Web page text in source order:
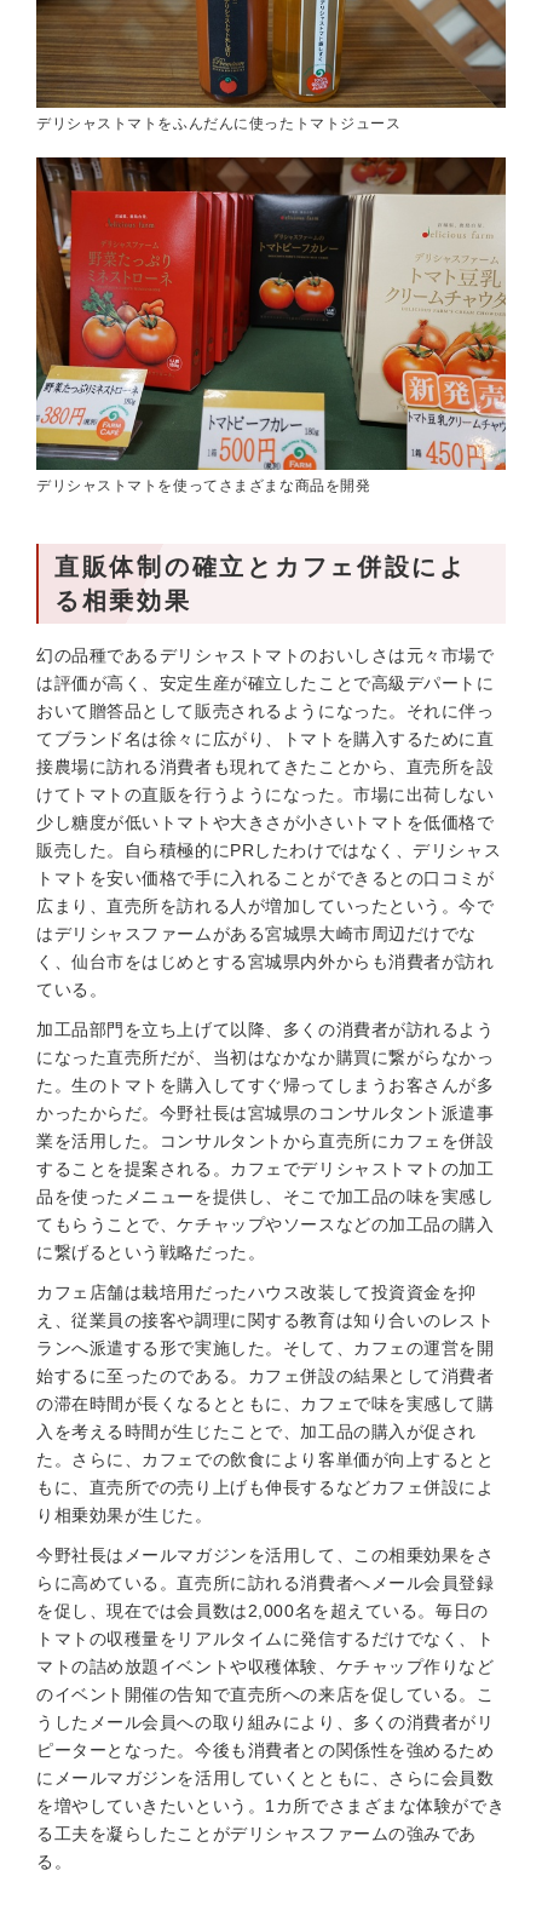
デリシャストマトをふんだんに使ったトマトジュース
デリシャストマトを使ってさまざまな商品を開発
直販体制の確立とカフェ併設によ
る相乗効果
幻の品種であるデリシャストマトのおいしさは元々市場で
は評価が高く、安定生産が確立したことで高級デパートに
おいて贈答品として販売されるようになった。それに伴っ
てブランド名は徐々に広がり、トマトを購入するために直
接農場に訪れる消費者も現れてきたことから、直売所を設
けてトマトの直販を行うようになった。市場に出荷しない
少し糖度が低いトマトや大きさが小さいトマトを低価格で
販売した。自ら積極的にPRしたわけではなく、デリシャス
トマトを安い価格で手に入れることができるとの口コミが
広まり、直売所を訪れる人が増加していったという。今で
はデリシャスファームがある宮城県大崎市周辺だけでな
く、仙台市をはじめとする宮城県内外からも消費者が訪れ
ている。
加工品部門を立ち上げて以降、多くの消費者が訪れるよう
になった直売所だが、当初はなかなか購買に繋がらなかっ
た。生のトマトを購入してすぐ帰ってしまうお客さんが多
かったからだ。今野社長は宮城県のコンサルタント派遣事
業を活用した。コンサルタントから直売所にカフェを併設
することを提案される。カフェでデリシャストマトの加工
品を使ったメニューを提供し、そこで加工品の味を実感し
てもらうことで、ケチャップやソースなどの加工品の購入
に繋げるという戦略だった。
カフェ店舗は栽培用だったハウス改装して投資資金を抑
え、従業員の接客や調理に関する教育は知り合いのレスト
ランへ派遣する形で実施した。そして、カフェの運営を開
始するに至ったのである。カフェ併設の結果として消費者
の滞在時間が長くなるとともに、カフェで味を実感して購
入を考える時間が生じたことで、加工品の購入が促され
た。さらに、カフェでの飲食により客単価が向上するとと
もに、直売所での売り上げも伸長するなどカフェ併設によ
り相乗効果が生じた。
今野社長はメールマガジンを活用して、この相乗効果をさ
らに高めている。直売所に訪れる消費者へメール会員登録
を促し、現在では会員数は2,000名を超えている。毎日の
トマトの収穫量をリアルタイムに発信するだけでなく、ト
マトの詰め放題イベントや収穫体験、ケチャップ作りなど
のイベント開催の告知で直売所への来店を促している。こ
うしたメール会員への取り組みにより、多くの消費者がリ
ピーターとなった。今後も消費者との関係性を強めるため
にメールマガジンを活用していくとともに、さらに会員数
を増やしていきたいという。1カ所でさまざまな体験ができ
る工夫を凝らしたことがデリシャスファームの強みであ
る。